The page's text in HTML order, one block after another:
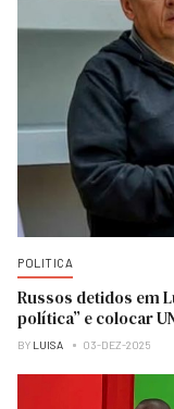
POLITICA
Russos detidos em
política” e colocar
BY LUISA 03-DEZ-2025